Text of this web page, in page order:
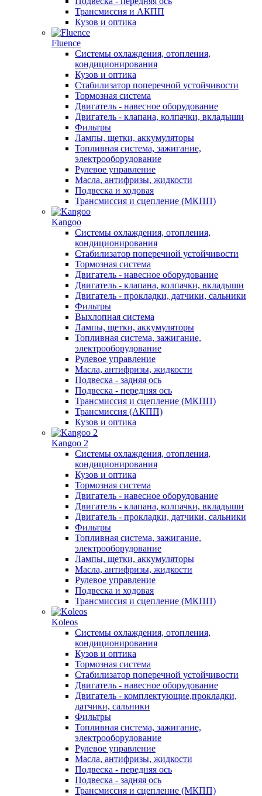
Трансмиссия и АКПП
Кузов и оптика
Fluence
Системы охлаждения, отопления,
кондиционирования
Кузов и оптика
Стабилизатор поперечной устойчивости
Тормозная система
Двигатель - навесное оборудование
Двигатель - клапана, колпачки, вкладыши
Фильтры
Лампы, щетки, аккумуляторы
Топливная система, зажигание,
электрооборудование
Рулевое управление
Масла, антифризы, жидкости
Подвеска и ходовая
Трансмиссия и сцепление (МКПП)
Kangoo
Системы охлаждения, отопления,
кондиционирования
Стабилизатор поперечной устойчивости
Тормозная система
Двигатель - навесное оборудование
Двигатель - клапана, колпачки, вкладыши
Двигатель - прокладки, датчики, сальники
Фильтры
Выхлопная система
Лампы, щетки, аккумуляторы
Топливная система, зажигание,
электрооборудование
Рулевое управление
Масла, антифризы, жидкости
Подвеска - задняя ось
Подвеска - передняя ось
Трансмиссия и сцепление (МКПП)
Трансмиссия (АКПП)
Кузов и оптика
Kangoo 2
Системы охлаждения, отопления,
кондиционирования
Кузов и оптика
Тормозная система
Двигатель - навесное оборудование
Двигатель - клапана, колпачки, вкладыши
Двигатель - прокладки, датчики, сальники
Фильтры
Топливная система, зажигание,
электрооборудование
Лампы, щетки, аккумуляторы
Масла, антифризы, жидкости
Рулевое управление
Подвеска и ходовая
Трансмиссия и сцепление (МКПП)
Koleos
Системы охлаждения, отопления,
кондиционирования
Кузов и оптика
Тормозная система
Стабилизатор поперечной устойчивости
Двигатель - навесное оборудование
Двигатель - комплектующие,прокладки,
датчики, сальники
Фильтры
Топливная система, зажигание,
электрооборудование
Рулевое управление
Масла, антифризы, жидкости
Подвеска - передняя ось
Подвеска - задняя ось
Трансмиссия и сцепление (МКПП)